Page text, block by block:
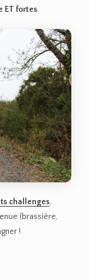
ET fortes
challenges,
(brassière,
!